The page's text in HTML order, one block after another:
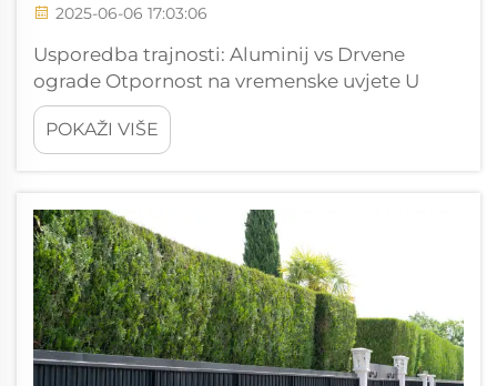
2025-06-06 17:03:06
Usporedba trajnosti: Aluminij vs Drvene
ograde Otpornost na vremenske uvjete U
teškim uvjetima otpornost na vrijeme
aluminijaste ograda je čvrsta opcija. Njezin
prirodni sloj antikorozivnog patine dodaje
također je otporan na vremenske uvjete i...
POKAŽI VIŠE